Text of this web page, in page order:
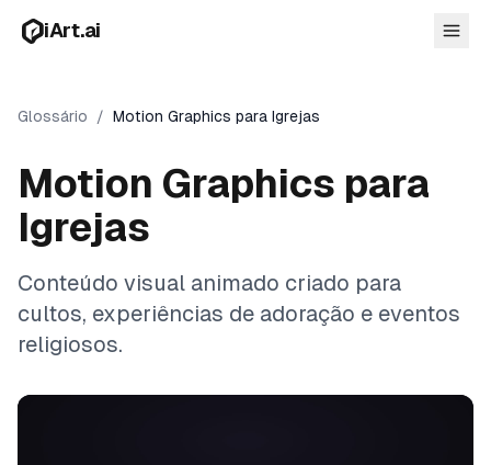
iArt.ai
Entrar
Comece grátis
Glossário / Motion Graphics para Igrejas
Motion Graphics para
Igrejas
Conteúdo visual animado criado para
cultos, experiências de adoração e eventos
religiosos.